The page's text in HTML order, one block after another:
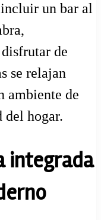
un bar al
de
se relajan
ambiente de
del hogar.
integrada